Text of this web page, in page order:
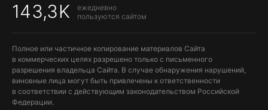
143,3K
ежедневно
пользуются сайтом
Полное или частичное копирование материалов Сайта
в коммерческих целях разрешено только с письменного
разрешения владельца Сайта. В случае обнаружения нарушений,
виновные лица могут быть привлечены к ответственности
в соответствии с действующим законодательством Российской
Федерации.